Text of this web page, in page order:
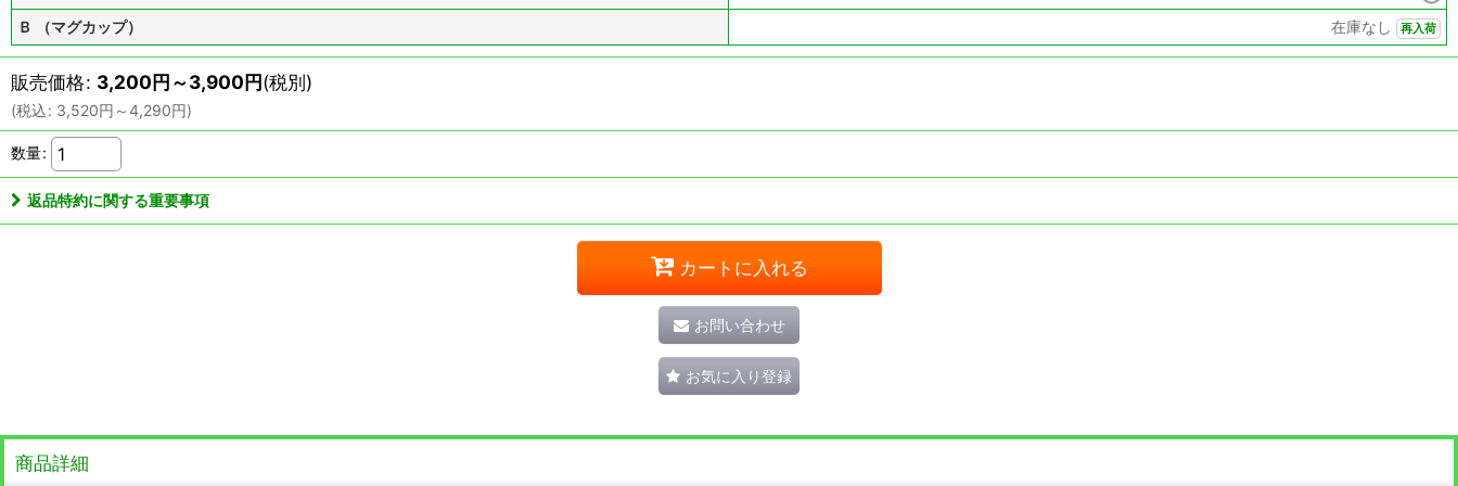
Ｂ （マグカップ） 在庫なし 再入荷
販売価格: 3,200円～3,900円(税別)
(税込: 3,520円 ～4,290円)
数量:
返品特約に関する重要事項
カートに入れる
お問い合わせ
お気に入り登録
商品詳細